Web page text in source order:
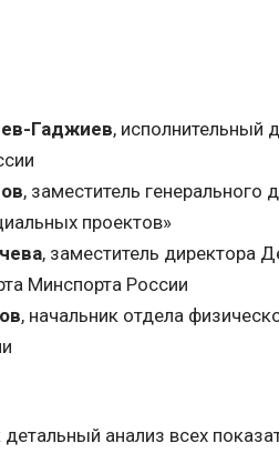
Гаджиев, исполнительный
, заместитель
проектов»
, заместитель директора
Минспорта России
, начальник отдела
анализ всех